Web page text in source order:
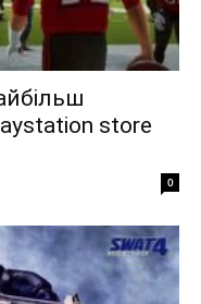
store
0